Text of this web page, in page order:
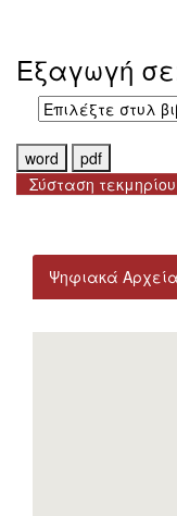
Εξαγωγή
Σύσταση
Ψηφιακά Αρχεία